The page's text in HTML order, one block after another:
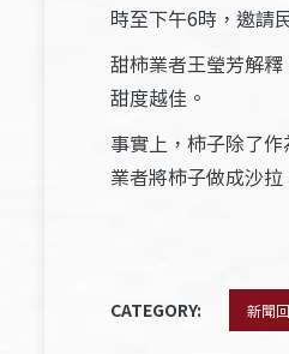
時至下午6時，邀請
甜柿業者王瑩芳解
甜度越佳。
事實上，柿子除了
業者將柿子做成沙
CATEGORY: 新聞